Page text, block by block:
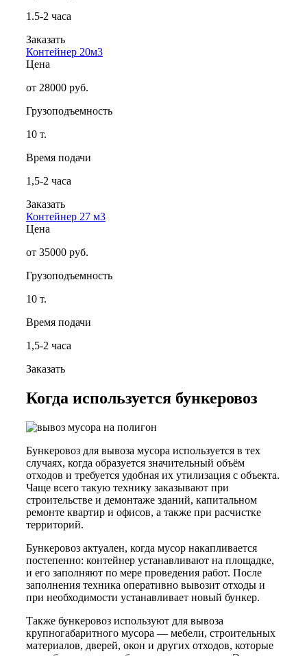
1.5-2 часа
Заказать
Контейнер 20м3
Цена
от 28000 руб.
Грузоподъемность
10 т.
Время подачи
1,5-2 часа
Заказать
Контейнер 27 м3
Цена
от 35000 руб.
Грузоподъемность
10 т.
Время подачи
1,5-2 часа
Заказать
Когда используется бункеровоз
Бункеровоз для вывоза мусора используется в тех
случаях, когда образуется значительный объём
отходов и требуется удобная их утилизация с объекта.
Чаще всего такую технику заказывают при
строительстве и демонтаже зданий, капитальном
ремонте квартир и офисов, а также при расчистке
территорий.
Бункеровоз актуален, когда мусор накапливается
постепенно: контейнер устанавливают на площадке,
и его заполняют по мере проведения работ. После
заполнения техника оперативно вывозит отходы и
при необходимости устанавливает новый бункер.
Также бункеровоз используют для вывоза
крупногабаритного мусора — мебели, строительных
материалов, дверей, окон и других отходов, которые